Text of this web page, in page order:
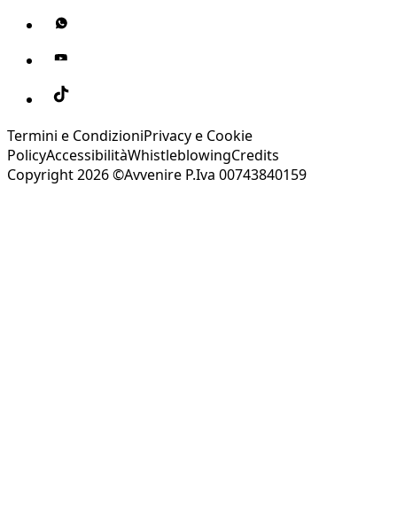
Termini e CondizioniPrivacy e Cookie
PolicyAccessibilitàWhistleblowingCredits
Copyright 2026 ©Avvenire P.Iva 00743840159